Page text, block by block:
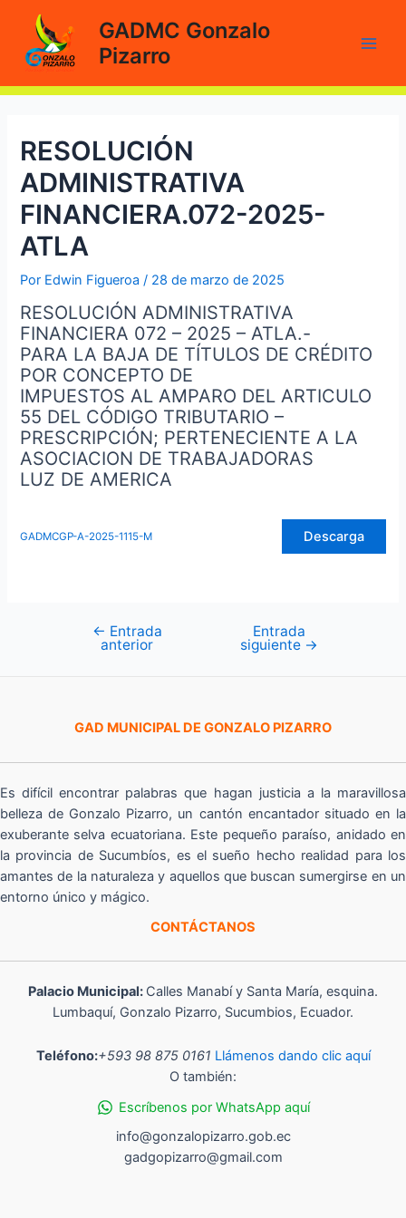
contenido
GADMC Gonzalo
Pizarro
RESOLUCIÓN
ADMINISTRATIVA
FINANCIERA.072-2025-
ATLA
Por Edwin Figueroa/ 28 de marzo de 2025
RESOLUCIÓN ADMINISTRATIVA
FINANCIERA 072 – 2025 – ATLA.-
PARA LA BAJA DE TÍTULOS DE CRÉDITO
POR CONCEPTO DE
IMPUESTOS AL AMPARO DEL ARTICULO
55 DEL CÓDIGO TRIBUTARIO –
PRESCRIPCIÓN; PERTENECIENTE A LA
ASOCIACION DE TRABAJADORAS
LUZ DE AMERICA
GADMCGP-A-2025-1115-M Descarga
Navegación
← Entrada
anterior
Entrada
siguiente →
GAD MUNICIPAL DE GONZALO PIZARRO
Es difícil encontrar palabras que hagan justicia a la maravillosa
belleza de Gonzalo Pizarro, un cantón encantador situado en la
exuberante selva ecuatoriana. Este pequeño paraíso, anidado en
la provincia de Sucumbíos, es el sueño hecho realidad para los
amantes de la naturaleza y aquellos que buscan sumergirse en un
entorno único y mágico.
CONTÁCTANOS
Palacio Municipal: Calles Manabí y Santa María, esquina.
Lumbaquí, Gonzalo Pizarro, Sucumbios, Ecuador.
Teléfono:+593 98 875 0161 Llámenos dando clic aquí
O también:
Escríbenos por WhatsApp aquí
info@gonzalopizarro.gob.ec
gadgopizarro@gmail.com